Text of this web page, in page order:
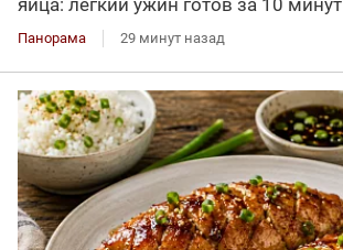
яйца: лёгкий ужин готов за 10 минут
Панорама 29 минут назад